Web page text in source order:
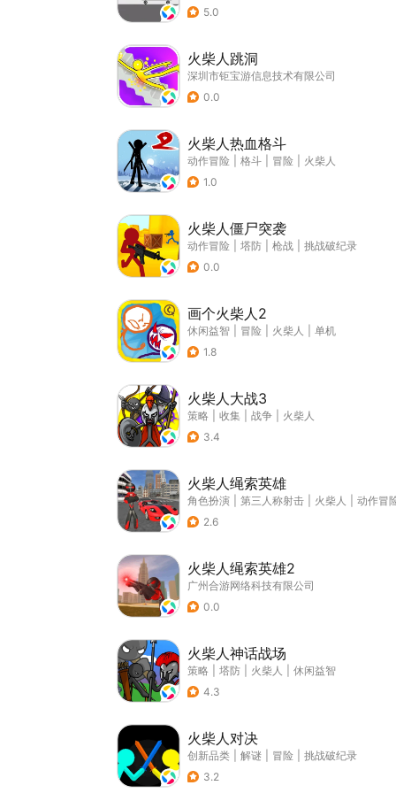
5.0
火柴人跳洞
深圳市钜宝游信息技术有限公司
0.0
火柴人热血格斗
动作冒险 格斗 冒险
火柴人
1.0
火柴人僵尸突袭
动作冒险 塔防 枪战
挑战破纪录
0.0
画个火柴人2
休闲益智 冒险 火柴人
单机
1.8
火柴人大战3
策略 收集 战争
火柴人
3.4
火柴人绳索英雄
角色扮演 第三人称射击 火柴人
动作冒
2.6
火柴人绳索英雄2
广州合游网络科技有限公司
0.0
火柴人神话战场
策略 塔防 火柴人
休闲益智
4.3
火柴人对决
创新品类 解谜 冒险
挑战破纪录
3.2